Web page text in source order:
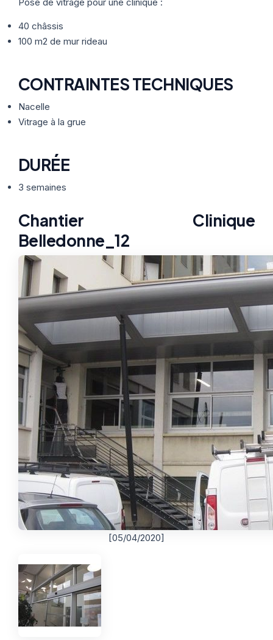
Nos Formules ACTUALITÉS
ETRE RAPPELÉ
40 châssis
100 m2 de mur rideau
CONTRAINTES TECHNIQUES
Nacelle
Vitrage à la grue
DURÉE
3 semaines
Chantier Clinique
Belledonne_12
[05/04/2020]